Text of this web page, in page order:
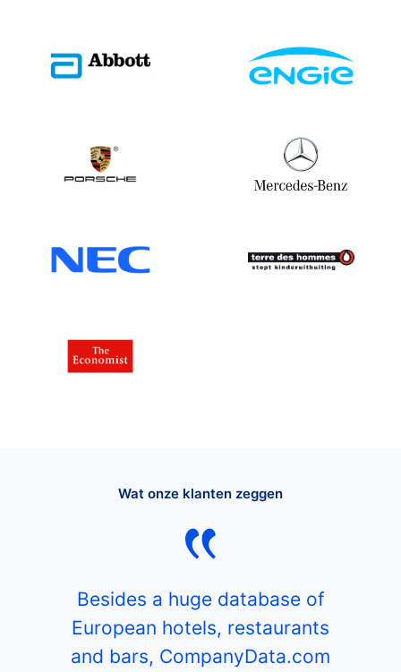
Wat onze klanten zeggen
Besides a huge database of
European hotels, restaurants
and bars, CompanyData.com